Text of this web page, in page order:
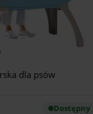
dla psów
Dostępny